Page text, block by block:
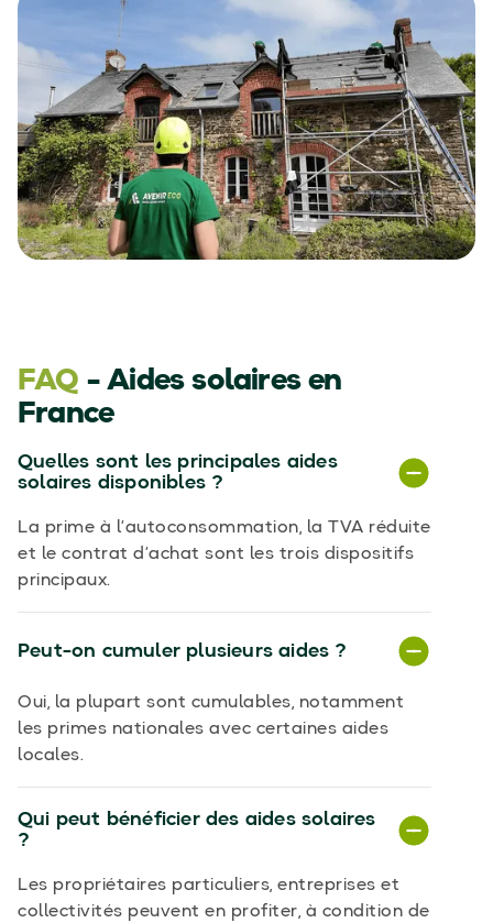
FAQ - Aides solaires en
France
Quelles sont les principales aides
solaires disponibles ?
La prime à l’autoconsommation, la TVA réduite
et le contrat d’achat sont les trois dispositifs
principaux.
Peut-on cumuler plusieurs aides ?
Oui, la plupart sont cumulables, notamment
les primes nationales avec certaines aides
locales.
Qui peut bénéficier des aides solaires
?
Les propriétaires particuliers, entreprises et
collectivités peuvent en profiter, à condition de